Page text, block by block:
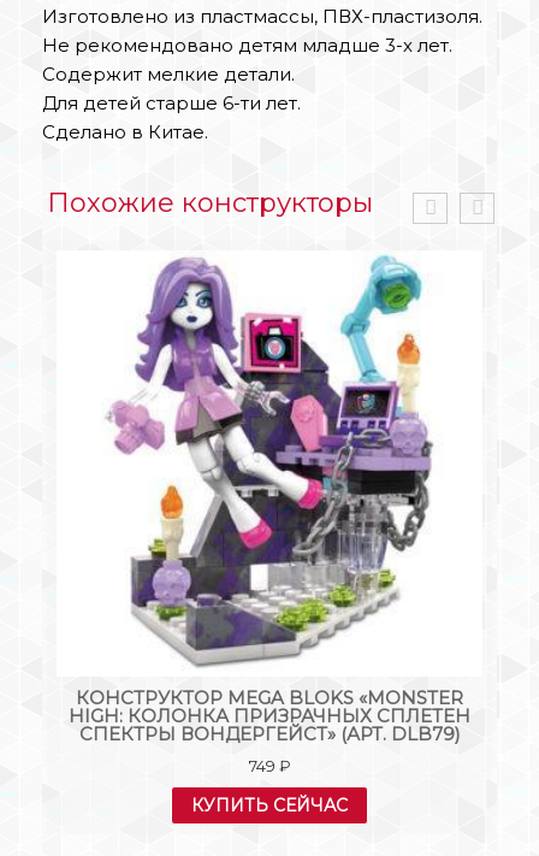
Изготовлено из пластмассы, ПВХ-пластизоля.
Не рекомендовано детям младше 3-х лет.
Содержит мелкие детали.
Для детей старше 6-ти лет.
Сделано в Китае.
Похожие конструкторы
КОНСТРУКТОР MEGA BLOKS «MONSTER
HIGH: КОЛОНКА ПРИЗРАЧНЫХ СПЛЕТЕН
СПЕКТРЫ ВОНДЕРГЕЙСТ» (АРТ. DLB79)
749 ₽
КУПИТЬ СЕЙЧАС